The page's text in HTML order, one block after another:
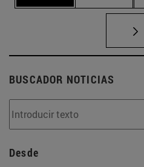
BUSCADOR NOTICIAS
Desde